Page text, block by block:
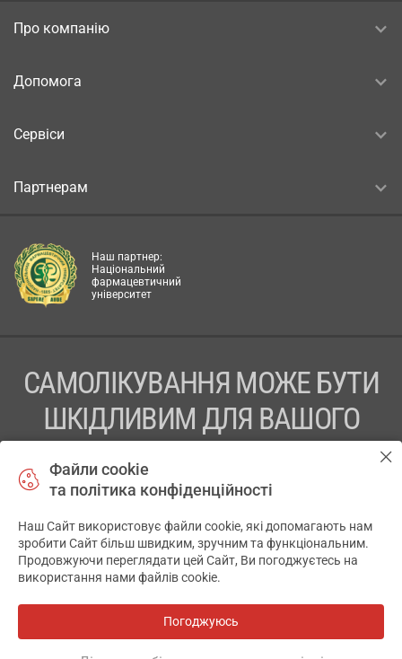
Про компанію
Допомога
Сервіси
Партнерам
Наш партнер:
Національний
фармацевтичний
університет
САМОЛІКУВАННЯ МОЖЕ БУТИ
ШКІДЛИВИМ ДЛЯ ВАШОГО
ПЕРЕД ЗАСТОСУВАННЯМ ПРЕПАРАТУ ПРОКОНСУЛЬТУЙТЕСЬ
ТОВ «АПТЕКА 911.ЮА» Код ЄДРПОУ 43631965.
Відмова від відповідальності
© 2014-2026. Медична інформаційна система АПТЕКА911.ЮА
Файли cookie
та політика конфіденційності
Наш Сайт використовує файли cookie, які допомагають нам
зробити Сайт більш швидким, зручним та функціональним.
Продовжуючи переглядати цей Сайт, Ви погоджуєтесь на
використання нами файлів cookie.
Погоджуюсь
✕